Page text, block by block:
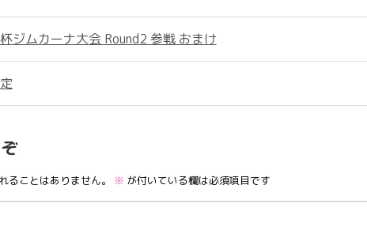
ジムカーナ大会 Round2 参戦 おまけ
ることはありません。 ※ が付いている欄は必須項目です